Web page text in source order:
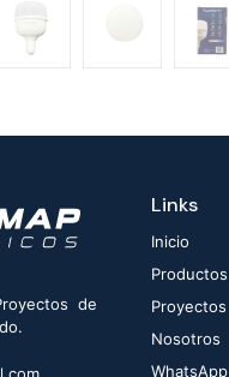
de
Links
Inicio
Productos
Proyectos
Nosotros
WhatsApp